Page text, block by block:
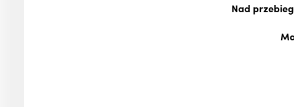
Nad